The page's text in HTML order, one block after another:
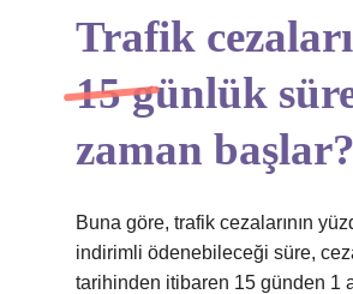
Trafik
15 günlük
zaman başlar?
Buna göre, trafik cezalarının
indirimli ödenebileceği süre,
tarihinden itibaren 15 günden 1